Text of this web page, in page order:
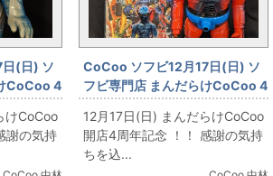
(日) ソ
CoCoo 4
メフィラ
型」
けCoCoo
謝の気持
CoCoo ソフビ12月17日(日) ソ
フビ専門店 まんだらけCoCoo 4
周年記念 「HS 怪獣シリーズ メ
カゴリラ獣２ 赤」
12月17日(日) まんだらけCoCoo
開店4周年記念 ！！ 感謝の気持
ちを込...